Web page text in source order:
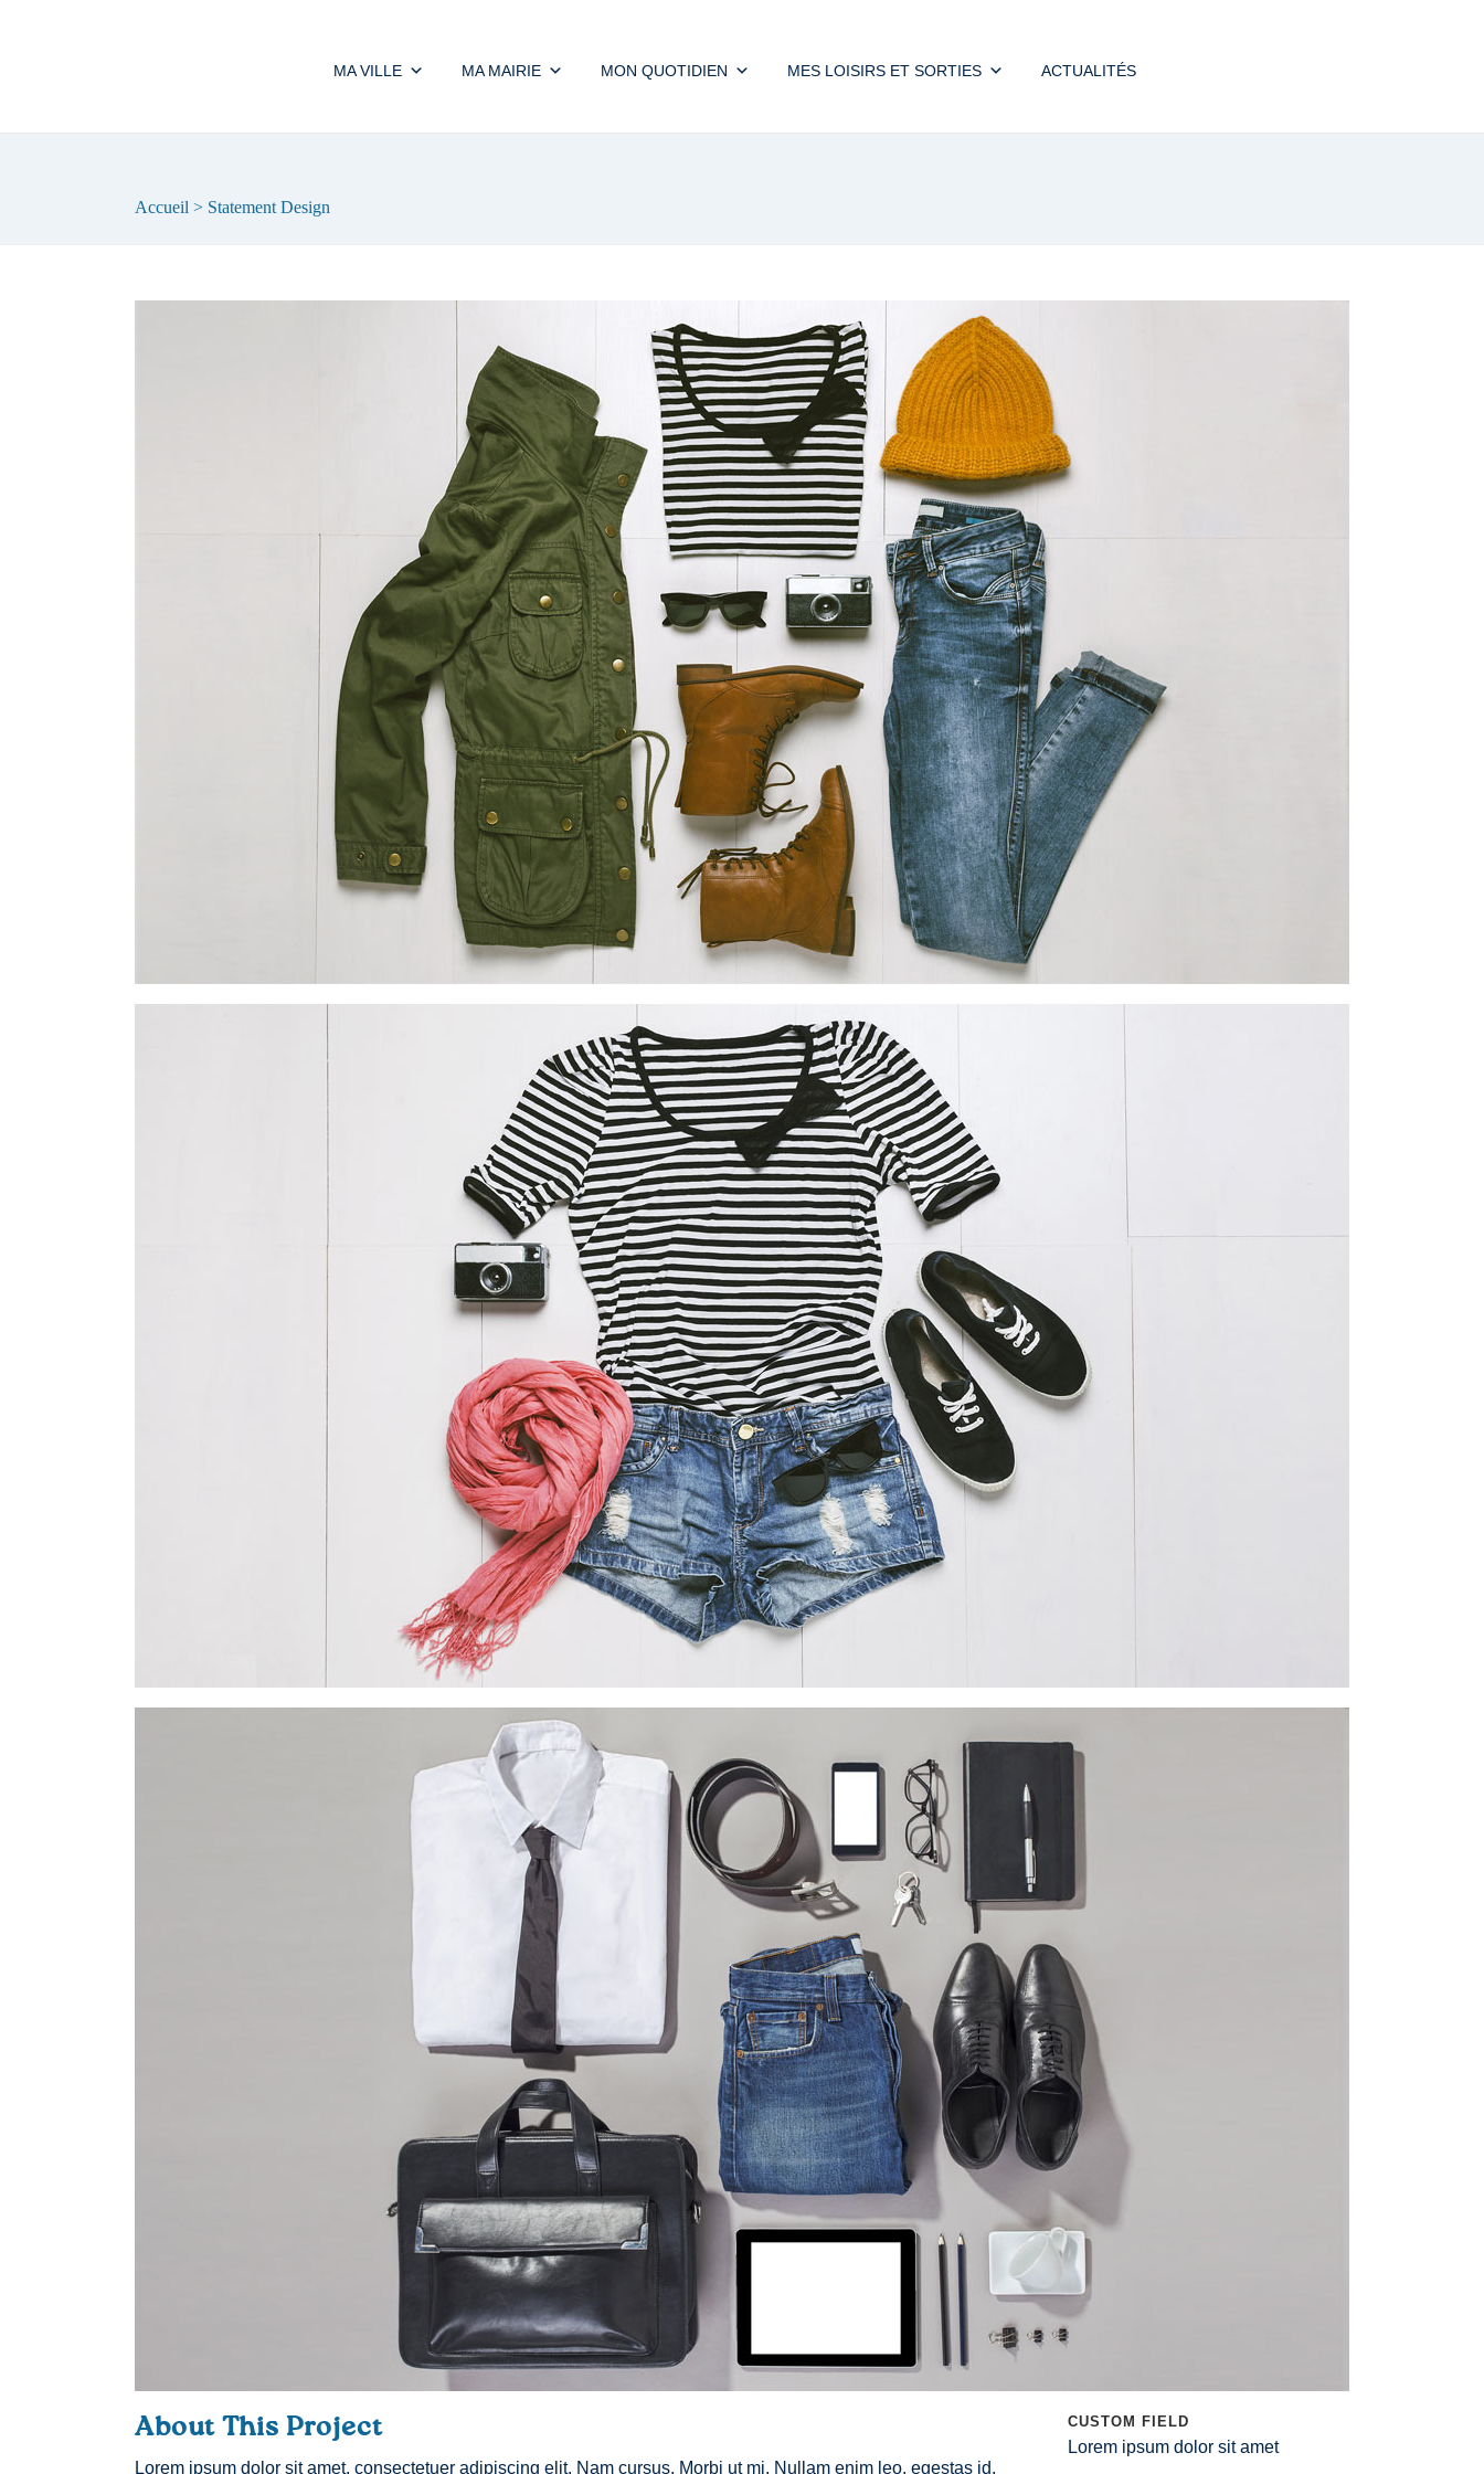
MA VILLE MA MAIRIE MON QUOTIDIEN MES LOISIRS ET SORTIES ACTUALITÉS
Accueil > Statement Design
About This Project
Lorem ipsum dolor sit amet, consectetuer adipiscing elit. Nam cursus. Morbi ut mi. Nullam enim leo, egestas id,
CUSTOM FIELD
Lorem ipsum dolor sit amet
Choisille
Place de l’Europe
37390 La Membrolle-sur-
14h00 à 17h00
NOUS CONTACTER